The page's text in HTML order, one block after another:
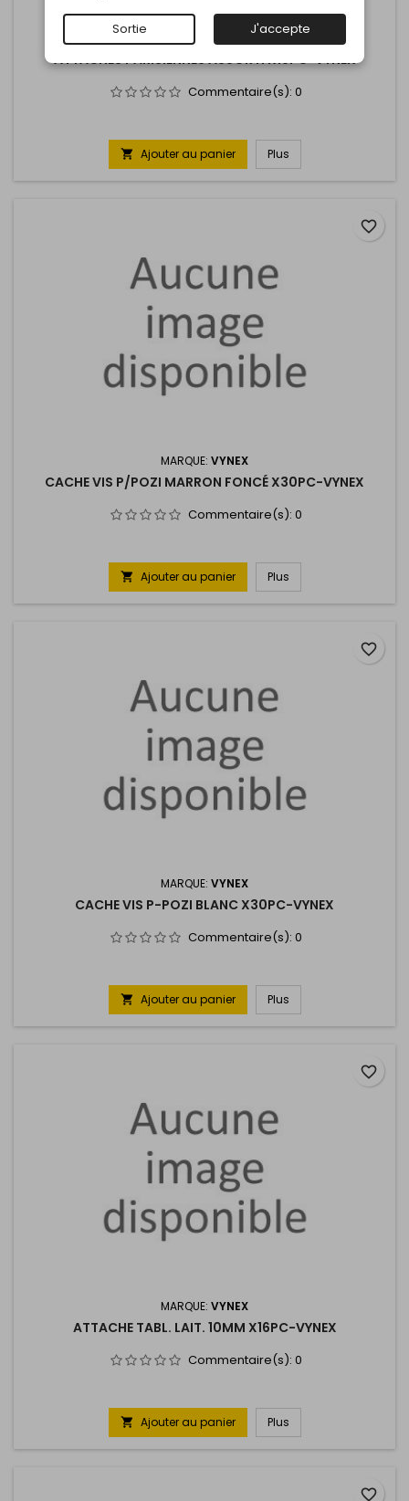
MARQUE:
ATTACHES PARISIENNES ASSORTI X18PC-VYNEX
Commentaire(s): 0
 Ajouter au panier Plus
MARQUE: VYNEX
CACHE VIS P/POZI MARRON FONCÉ X30PC-VYNEX
Commentaire(s): 0
 Ajouter au panier Plus
favorite_border
MARQUE: VYNEX
CACHE VIS P-POZI BLANC X30PC-VYNEX
Commentaire(s): 0
 Ajouter au panier Plus
favorite_border
MARQUE: VYNEX
ATTACHE TABL. LAIT. 10MM X16PC-VYNEX
Commentaire(s): 0
 Ajouter au panier Plus
favorite_border
favorite_border
Sortie J'accepte